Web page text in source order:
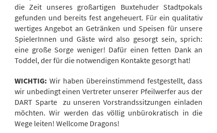
die Zeit unseres großartigen Buxtehuder Stadtpokals
gefunden und bereits fest angeheuert. Für ein qualitativ
wertiges Angebot an Getränken und Speisen für unsere
SpielerInnen und Gäste wird also gesorgt sein, sprich:
eine große Sorge weniger! Dafür einen fetten Dank an
Toddel, der für die notwendigen Kontakte gesorgt hat!
WICHTIG: Wir haben übereinstimmend festgestellt, dass
wir unbedingt einen Vertreter unserer Pfeilwerfer aus der
DART Sparte zu unseren Vorstrandssitzungen einladen
möchten. Wir werden das völlig unbürokratisch in die
Wege leiten! Wellcome Dragons!